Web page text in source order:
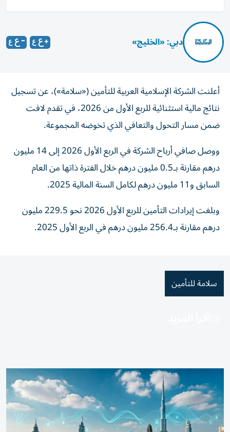
دبي: «الخليج»
أعلنت الشركة الإسلامية العربية للتأمين («سلامة»)، عن تسجيل
نتائج مالية استثنائية للربع الأول من 2026، في تقدم لافت
ضمن مسار التحول والتعافي الذي تخوضه المجموعة.
ووصل صافي أرباح الشركة في الربع الأول 2026 إلى 14 مليون
درهم مقارنة بـ0.5 مليون درهم خلال الفترة ذاتها من العام
السابق و11 مليون درهم لكامل السنة المالية 2025.
وبلغت إيرادات التأمين للربع الأول 2026 نحو 229.5 مليون
درهم مقارنة بـ256.4 مليون درهم في الربع الأول 2025.
سلامة للتأمين